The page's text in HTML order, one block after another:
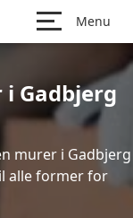
Menu
Gadbjerg
murer i Gadbjerg
alle former for